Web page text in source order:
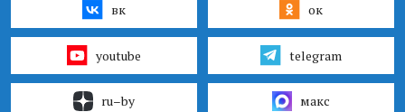
вк ок
youtube telegram
ru–by макс